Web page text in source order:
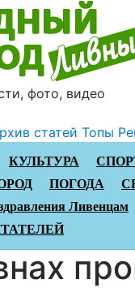
фото, видео
статей Топы
КУЛЬТУРА
ПОГОДА
Ливенцам